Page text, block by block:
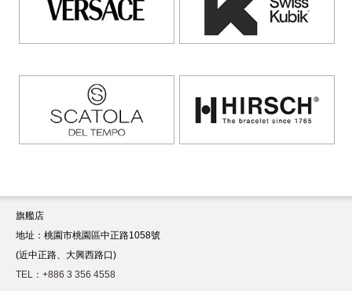
旗艦店
地址：桃園市桃園區中正路1058號
(近中正路、大興西路口)
TEL：+886 3 356 4558